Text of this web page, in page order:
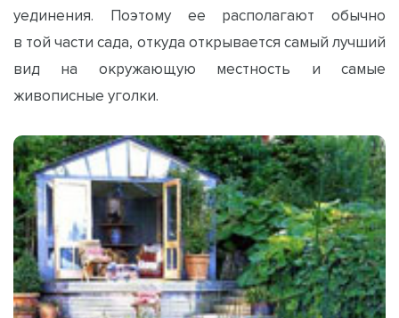
уединения. Поэтому ее располагают обычно
в той части сада, откуда открывается самый лучший
вид на окружающую местность и самые
живописные уголки.